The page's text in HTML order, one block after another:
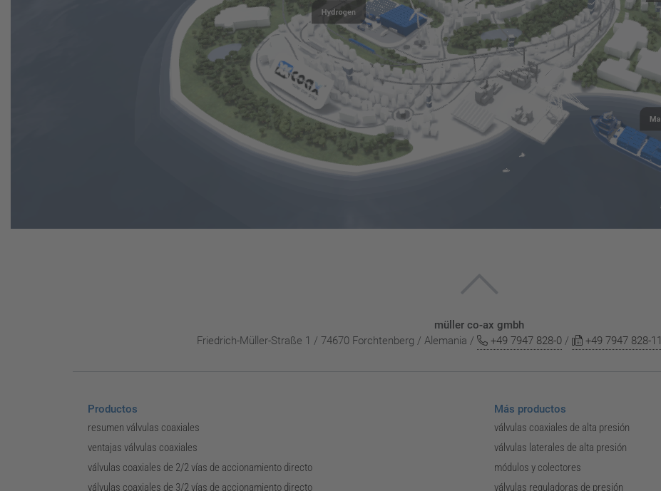
müller co-ax gmbh
Friedrich-Müller-Straße 1 / 74670 Forchtenberg / Alemania /
+49 7947 828-0 / +49 7947 828-11
Productos
resumen válvulas coaxiales
ventajas válvulas coaxiales
válvulas coaxiales de 2/2 vías de accionamiento directo
válvulas coaxiales de 3/2 vías de accionamiento directo
Más productos
válvulas coaxiales de alta presión
válvulas laterales de alta presión
módulos y colectores
válvulas reguladoras de presión